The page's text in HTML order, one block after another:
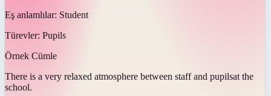
Eş anlamlılar: Student
Türevler: Pupils
Örnek Cümle
There is a very relaxed atmosphere between staff and pupilsat the
school.